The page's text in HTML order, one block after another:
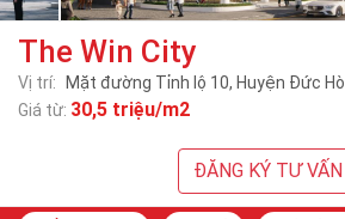
The Win City
Vị trí:
Mặt đường Tỉnh lộ 10, Huyện Đức
Giá từ: 30,5 triệu/m2
ĐĂNG KÝ TƯ VẤN